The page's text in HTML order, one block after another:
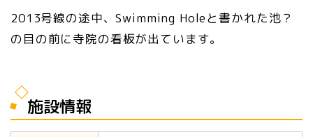
2013号線の途中、Swimming Holeと書かれた池？
の目の前に寺院の看板が出ています。
施設情報